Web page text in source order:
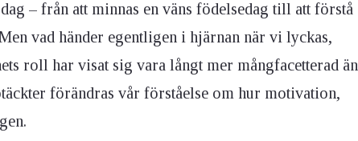
– från att minnas en väns födelsedag till att förstå
vad händer egentligen i hjärnan när vi lyckas,
roll har visat sig vara långt mer mångfacetterad än
förändras vår förståelse om hur motivation,